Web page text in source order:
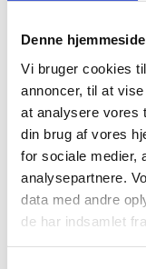
Denne
Vi bruger cookies
annoncer, til at
at analysere vores
din brug af vores
for sociale medier,
analysepartnere.
data med andre
de har indsamlet
prøver
til elever,
skriftlige
Afprøv om